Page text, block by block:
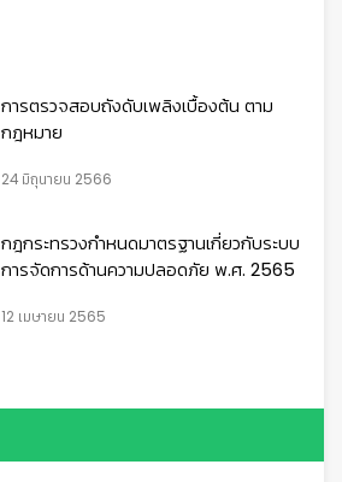
การตรวจสอบถังดับเพลิงเบื้องต้น ตาม
กฎหมาย
24 มิถุนายน 2566
กฎกระทรวงกำหนดมาตรฐานเกี่ยวกับระบบ
การจัดการด้านความปลอดภัย พ.ศ. 2565
12 เมษายน 2565